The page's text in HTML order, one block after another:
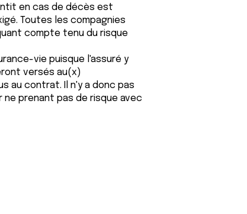
en cas de décès est
Toutes les compagnies
compte tenu du risque
vie puisque l'assuré y
versés au(x)
au contrat. Il n'y a donc pas
ne prenant pas de risque avec